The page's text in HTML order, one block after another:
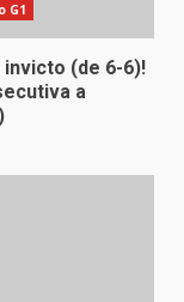
G1
invicto (de 6-6)!
a